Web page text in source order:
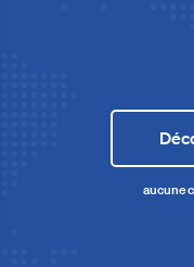
aucune